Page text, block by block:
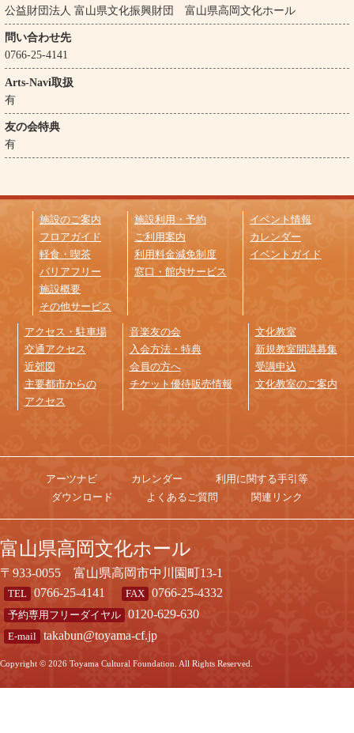
公益財団法人 富山県文化振興財団 富山県高岡文化ホール
問い合わせ先
0766-25-4141
Arts-Navi取扱
有
友の会特典
有
施設のご案内
フロアガイド
軽食・喫茶
バリアフリー
施設概要
その他サービス
施設利用・予約
ご利用案内
利用料金減免制度
窓口・館内サービス
イベント情報
カレンダー
イベントガイド
アクセス・駐車場
交通アクセス
近郊図
主要都市からの
アクセス
音楽友の会
入会方法・特典
会員の方へ
チケット優待販売情報
文化教室
新規教室開講募集
受講申込
文化教室のご案内
アーツナビ カレンダー
利用に関する手引等
ダウンロード
よくあるご質問 関連リンク
富山県高岡文化ホール
〒933-0055 富山県高岡市中川園町13-1
TEL 0766-25-4141 FAX 0766-25-4332
予約専用フリーダイヤル 0120-629-630
E-mail takabun@toyama-cf.jp
Copyright © 2026 Toyama Cultural Foundation. All Rights Reserved.